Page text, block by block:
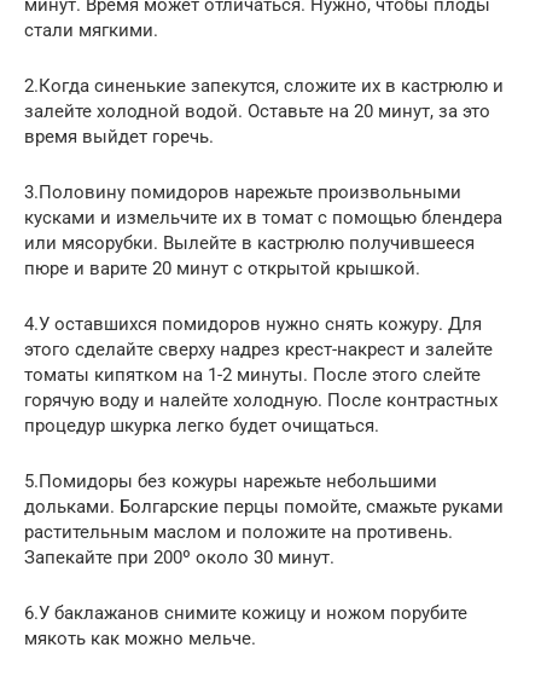
минут. Время может отличаться. Нужно, чтобы плоды
стали мягкими.
2.Когда синенькие запекутся, сложите их в кастрюлю и
залейте холодной водой. Оставьте на 20 минут, за это
время выйдет горечь.
3.Половину помидоров нарежьте произвольными
кусками и измельчите их в томат с помощью блендера
или мясорубки. Вылейте в кастрюлю получившееся
пюре и варите 20 минут с открытой крышкой.
4.У оставшихся помидоров нужно снять кожуру. Для
этого сделайте сверху надрез крест-накрест и залейте
томаты кипятком на 1-2 минуты. После этого слейте
горячую воду и налейте холодную. После контрастных
процедур шкурка легко будет очищаться.
5.Помидоры без кожуры нарежьте небольшими
дольками. Болгарские перцы помойте, смажьте руками
растительным маслом и положите на противень.
Запекайте при 200º около 30 минут.
6.У баклажанов снимите кожицу и ножом порубите
мякоть как можно мельче.